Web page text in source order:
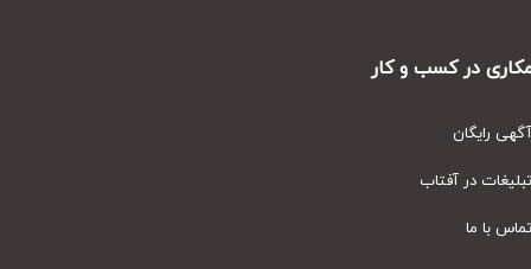
در کسب و کار
رایگان
در آفتاب
با ما